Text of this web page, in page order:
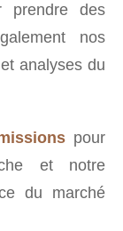
prendre des
nos
analyses du
pour
et notre
du marché